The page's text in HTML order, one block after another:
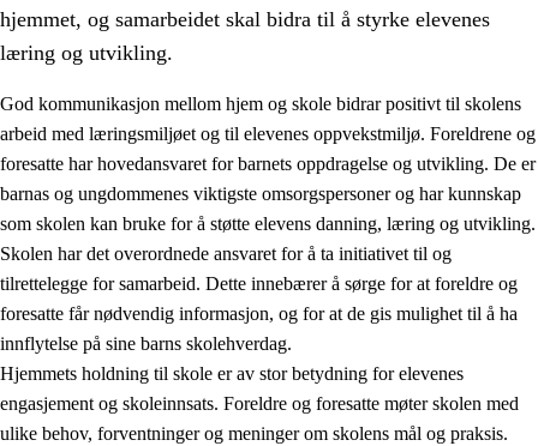
3. Prinsipper for skolens praksis
3.1 Et inkluderende læringsmiljø
3.2 Undervisning og tilpasset opplæring
3.3 Samarbeid mellom hjem og skole
hjemmet, og samarbeidet skal bidra til å styrke elevenes
læring og utvikling.
God kommunikasjon mellom hjem og skole bidrar positivt til skolens
arbeid med læringsmiljøet og til elevenes oppvekstmiljø. Foreldrene og
foresatte har hovedansvaret for barnets oppdragelse og utvikling. De er
barnas og ungdommenes viktigste omsorgspersoner og har kunnskap
som skolen kan bruke for å støtte elevens danning, læring og utvikling.
Skolen har det overordnede ansvaret for å ta initiativet til og
tilrettelegge for samarbeid. Dette innebærer å sørge for at foreldre og
foresatte får nødvendig informasjon, og for at de gis mulighet til å ha
innflytelse på sine barns skolehverdag.
Hjemmets holdning til skole er av stor betydning for elevenes
engasjement og skoleinnsats. Foreldre og foresatte møter skolen med
ulike behov, forventninger og meninger om skolens mål og praksis.